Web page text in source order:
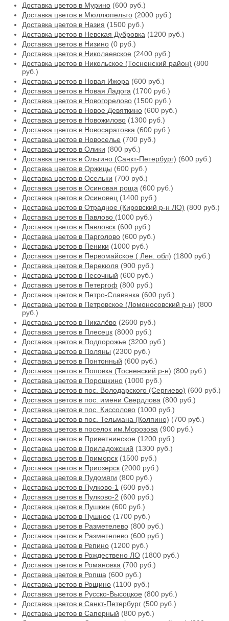
Доставка цветов в Мурино (600 руб.)
Доставка цветов в Мюллюпельто (2000 руб.)
Доставка цветов в Назия (1500 руб.)
Доставка цветов в Невская Дубровка (1200 руб.)
Доставка цветов в Низино (0 руб.)
Доставка цветов в Николаевское (2400 руб.)
Доставка цветов в Никольское (Тосненский район) (800
руб.)
Доставка цветов в Новая Ижора (600 руб.)
Доставка цветов в Новая Ладога (1700 руб.)
Доставка цветов в Новогорелово (1500 руб.)
Доставка цветов в Новое Девяткино (600 руб.)
Доставка цветов в Новожилово (1300 руб.)
Доставка цветов в Новосаратовка (600 руб.)
Доставка цветов в Новоселье (700 руб.)
Доставка цветов в Олики (800 руб.)
Доставка цветов в Ольгино (Санкт-Петербург) (600 руб.)
Доставка цветов в Оржицы (600 руб.)
Доставка цветов в Осельки (700 руб.)
Доставка цветов в Осиновая роща (600 руб.)
Доставка цветов в Осиновец (1400 руб.)
Доставка цветов в Отрадное (Кировский р-н ЛО) (800 руб.)
Доставка цветов в Павлово (1000 руб.)
Доставка цветов в Павловск (600 руб.)
Доставка цветов в Парголово (600 руб.)
Доставка цветов в Пеники (1000 руб.)
Доставка цветов в Первомайское ( Лен. обл) (1800 руб.)
Доставка цветов в Перекюля (900 руб.)
Доставка цветов в Песочный (600 руб.)
Доставка цветов в Петергоф (800 руб.)
Доставка цветов в Петро-Славянка (600 руб.)
Доставка цветов в Петровское (Ломоносовский р-н) (800
руб.)
Доставка цветов в Пикалёво (2600 руб.)
Доставка цветов в Плесецк (8000 руб.)
Доставка цветов в Подпорожье (3200 руб.)
Доставка цветов в Поляны (2300 руб.)
Доставка цветов в Понтонный (600 руб.)
Доставка цветов в Поповка (Тосненский р-н) (800 руб.)
Доставка цветов в Порошкино (1000 руб.)
Доставка цветов в пос. Володарского (Сергиево) (600 руб.)
Доставка цветов в пос. имени Свердлова (800 руб.)
Доставка цветов в пос. Киссолово (1000 руб.)
Доставка цветов в пос. Тельмана (Колпино) (700 руб.)
Доставка цветов в поселок им.Морозова (900 руб.)
Доставка цветов в Приветнинское (1200 руб.)
Доставка цветов в Приладожский (1300 руб.)
Доставка цветов в Приморск (1500 руб.)
Доставка цветов в Приозерск (2000 руб.)
Доставка цветов в Пудомяги (800 руб.)
Доставка цветов в Пулково-1 (600 руб.)
Доставка цветов в Пулково-2 (600 руб.)
Доставка цветов в Пушкин (600 руб.)
Доставка цветов в Пушное (1700 руб.)
Доставка цветов в Разметелево (800 руб.)
Доставка цветов в Разметелево (600 руб.)
Доставка цветов в Репино (1200 руб.)
Доставка цветов в Рождествено ЛО (1800 руб.)
Доставка цветов в Романовка (700 руб.)
Доставка цветов в Ропша (600 руб.)
Доставка цветов в Рощино (1100 руб.)
Доставка цветов в Русско-Высоцкое (800 руб.)
Доставка цветов в Санкт-Петербург (500 руб.)
Доставка цветов в Саперный (800 руб.)